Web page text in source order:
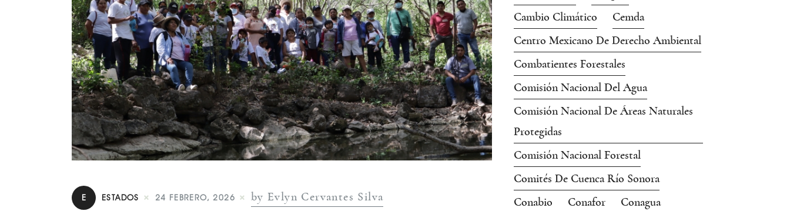
E ESTADOS 24 FEBRERO, 2026 by Evlyn Cervantes Silva
Cambio Climático
Cemda
Centro Mexicano De Derecho Ambiental
Combatientes Forestales
Comisión Nacional Del Agua
Comisión Nacional De Áreas Naturales
Protegidas
Comisión Nacional Forestal
Comités De Cuenca Río Sonora
Conabio
Conafor
Conagua